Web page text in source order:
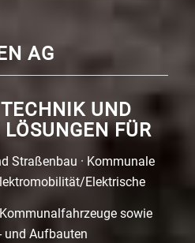
AG
UND
LÖSUNGEN FÜR
Straßenbau · Kommunale
Elektrische
sowie
und Aufbauten